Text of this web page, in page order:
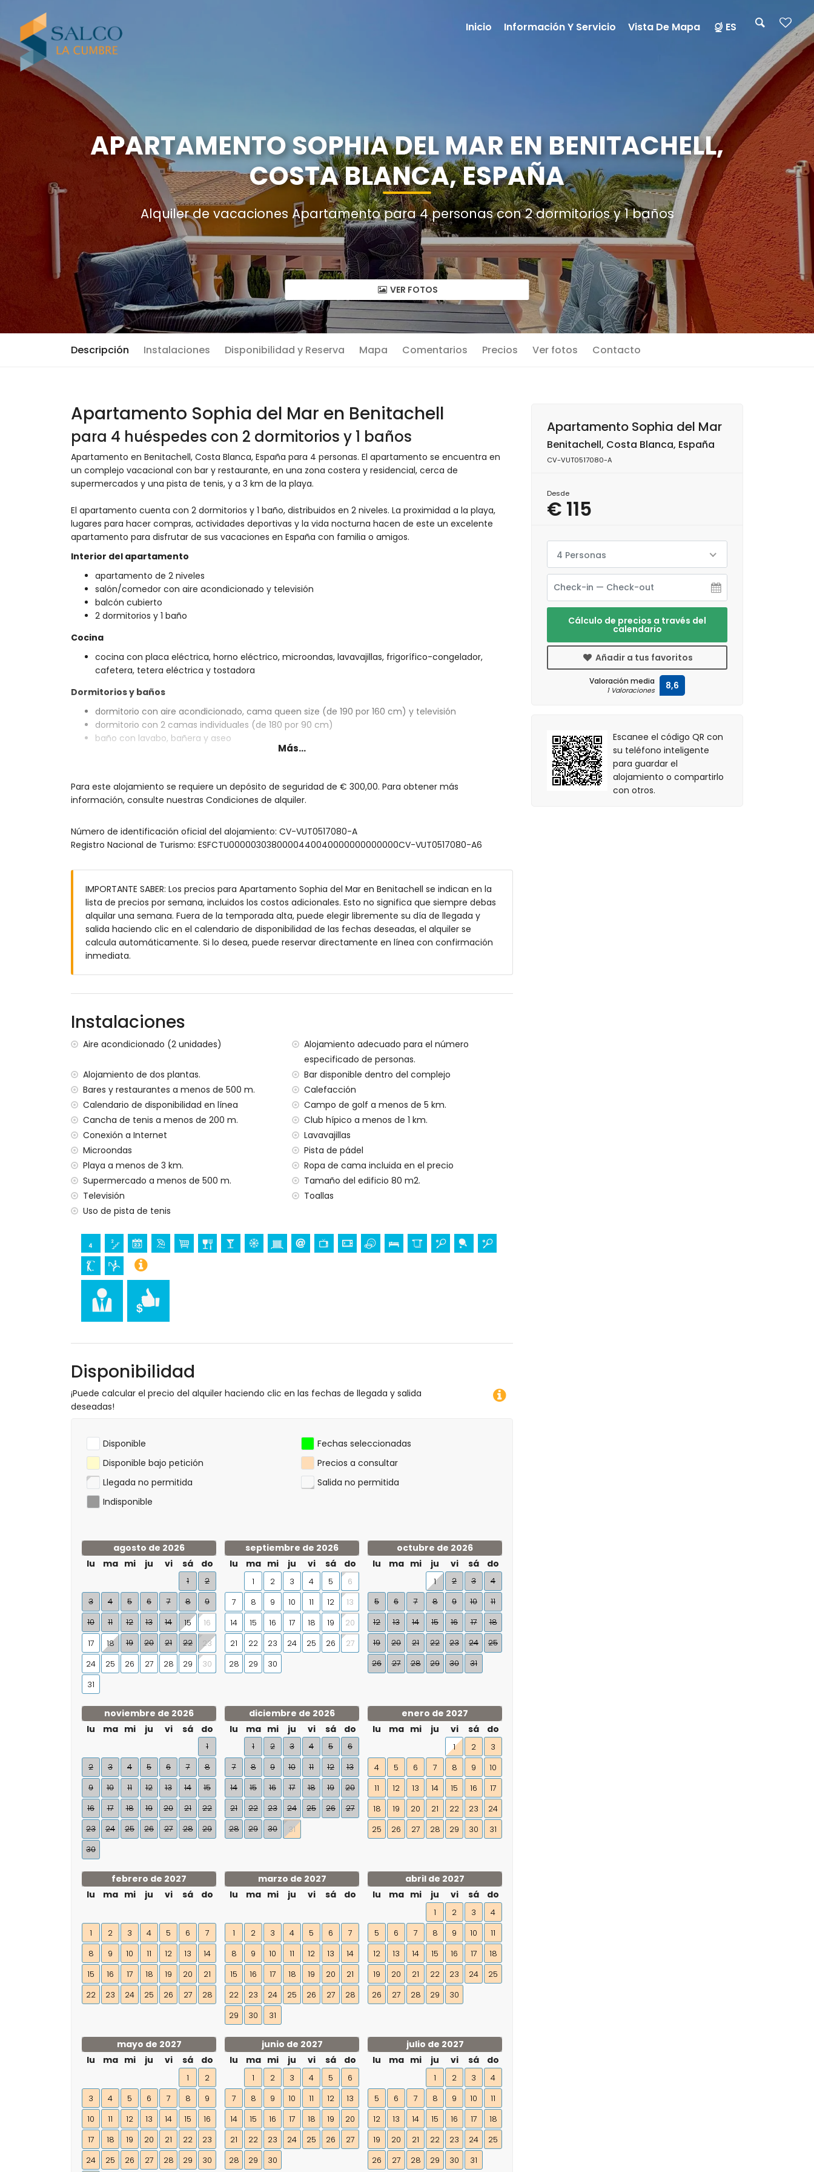
APARTAMENTO SOPHIA DEL MAR EN BENITACHELL,
COSTA BLANCA, ESPAÑA
Alquiler de vacaciones Apartamento para 4 personas con 2 dormitorios y 1 baños
VER FOTOS
Descripción Instalaciones Disponibilidad y Reserva Mapa Comentarios Precios Ver fotos Contacto
Apartamento Sophia del Mar en Benitachell
para 4 huéspedes con 2 dormitorios y 1 baños
Apartamento en Benitachell, Costa Blanca, España para 4 personas. El apartamento se encuentra en
un complejo vacacional con bar y restaurante, en una zona costera y residencial, cerca de
supermercados y una pista de tenis, y a 3 km de la playa.
El apartamento cuenta con 2 dormitorios y 1 baño, distribuidos en 2 niveles. La proximidad a la playa,
lugares para hacer compras, actividades deportivas y la vida nocturna hacen de este un excelente
apartamento para disfrutar de sus vacaciones en España con familia o amigos.
Interior del apartamento
apartamento de 2 niveles
salón/comedor con aire acondicionado y televisión
balcón cubierto
2 dormitorios y 1 baño
Cocina
cocina con placa eléctrica, horno eléctrico, microondas, lavavajillas, frigorífico-congelador,
cafetera, tetera eléctrica y tostadora
Dormitorios y baños
dormitorio con aire acondicionado, cama queen size (de 190 por 160 cm) y televisión
dormitorio con 2 camas individuales (de 180 por 90 cm)
baño con lavabo, bañera y aseo
piscina comunitaria en forma de laguna
2 terrazas, de las cuales 1 está cubierta
Más información
aeropuerto más cercano: Alicante (a menos de 100 kilómetros del apartamento)
segundo aeropuerto más cercano: Valencia (> 100 kilómetros)
no se permiten mascotas
El alojamiento es muy adecuado para familias con niños
Instalaciones y servicios privados incluidos en el precio del alquiler
internet (WiFi)
calefacción y aire acondicionado
Instalaciones / servicios comunitarios con cargo adicional
pista de tenis y pista de pádel
tenis y equitación (a menos de 1000 metros del apartamento)
golf (a menos de 5 kilómetros del apartamento)
Más...
Para este alojamiento se requiere un depósito de seguridad de € 300,00. Para obtener más
información, consulte nuestras Condiciones de alquiler.
Número de identificación oficial del alojamiento: CV-VUT0517080-A
Registro Nacional de Turismo: ESFCTU0000030380000440040000000000000CV-VUT0517080-A6
IMPORTANTE SABER: Los precios para Apartamento Sophia del Mar en Benitachell se indican en la
lista de precios por semana, incluidos los costos adicionales. Esto no significa que siempre debas
alquilar una semana. Fuera de la temporada alta, puede elegir libremente su día de llegada y
salida haciendo clic en el calendario de disponibilidad de las fechas deseadas, el alquiler se
calcula automáticamente. Si lo desea, puede reservar directamente en línea con confirmación
inmediata.
Instalaciones
Aire acondicionado (2 unidades)
Alojamiento adecuado para el número
especificado de personas.
Alojamiento de dos plantas.
Bar disponible dentro del complejo
Bares y restaurantes a menos de 500 m.
Calefacción
Calendario de disponibilidad en línea
Campo de golf a menos de 5 km.
Cancha de tenis a menos de 200 m.
Club hípico a menos de 1 km.
Conexión a Internet
Lavavajillas
Microondas
Pista de pádel
Playa a menos de 3 km.
Ropa de cama incluida en el precio
Supermercado a menos de 500 m.
Tamaño del edificio 80 m2.
Televisión
Toallas
Uso de pista de tenis
Disponibilidad
¡Puede calcular el precio del alquiler haciendo clic en las fechas de llegada y salida
deseadas!
Disponible
Fechas seleccionadas
Disponible bajo petición
Precios a consultar
Llegada no permitida
Salida no permitida
Indisponible
agosto de 2026
lu
ma mi ju vi sá do
1
2
3
4 5 6 7 8
9
10
11 12 13 14 15
16
17
18 19 20 21 22
23
24
25 26 27 28 29
30
31
septiembre de 2026
lu
ma mi ju vi sá do
1 2 3 4 5
6
7
8 9 10 11 12
13
14
15 16 17 18 19
20
21
22 23 24 25 26
27
28
29 30
octubre de 2026
lu
ma mi ju vi sá do
1 2 3
4
5
6 7 8 9 10
11
12
13 14 15 16 17
18
19
20 21 22 23 24
25
26
27 28 29 30 31
noviembre de 2026
lu
ma mi ju vi sá do
1
2
3 4 5 6 7
8
9
10 11 12 13 14
15
16
17 18 19 20 21
22
23
24 25 26 27 28
29
30
diciembre de 2026
lu
ma mi ju vi sá do
1 2 3 4 5
6
7
8 9 10 11 12
13
14
15 16 17 18 19
20
21
22 23 24 25 26
27
28
29 30 31
enero de 2027
lu
ma mi ju vi sá do
1 2
3
4
5 6 7 8 9
10
11
12 13 14 15 16
17
18
19 20 21 22 23
24
25
26 27 28 29 30 31
febrero de 2027
lu
ma mi ju vi sá do
1 2 3 4 5 6
7
8
9 10 11 12 13
14
15
16 17 18 19 20
21
22
23 24 25 26 27 28
marzo de 2027
lu
ma mi ju vi sá do
1 2 3 4 5 6
7
8
9 10 11 12 13
14
15
16 17 18 19 20
21
22
23 24 25 26 27
28
29
30 31
abril de 2027
lu
ma mi ju vi sá do
1 2 3
4
5
6 7 8 9 10
11
12
13 14 15 16 17
18
19
20 21 22 23 24
25
26
27 28 29 30
mayo de 2027
lu
ma mi ju vi sá do
1
2
3
4 5 6 7 8
9
10
11 12 13 14 15
16
17
18 19 20 21 22
23
24
25 26 27 28 29 30
junio de 2027
lu
ma mi ju vi sá do
1 2 3 4 5
6
7
8 9 10 11 12
13
14
15 16 17 18 19
20
21
22 23 24 25 26
27
28
29 30
julio de 2027
lu
ma mi ju vi sá do
1 2 3
4
5
6 7 8 9 10
11
12
13 14 15 16 17
18
19
20 21 22 23 24
25
26
27 28 29 30 31
Apartamento Sophia del Mar
Benitachell, Costa Blanca, España
CV-VUT0517080-A
Desde
€ 115
4 Personas
Cálculo de precios a través del
calendario
Añadir a tus favoritos
Valoración media
1 Valoraciones 8,6
Escanee el código QR con
su teléfono inteligente
para guardar el
alojamiento o compartirlo
con otros.
Inicio Información Y Servicio Vista De Mapa ES